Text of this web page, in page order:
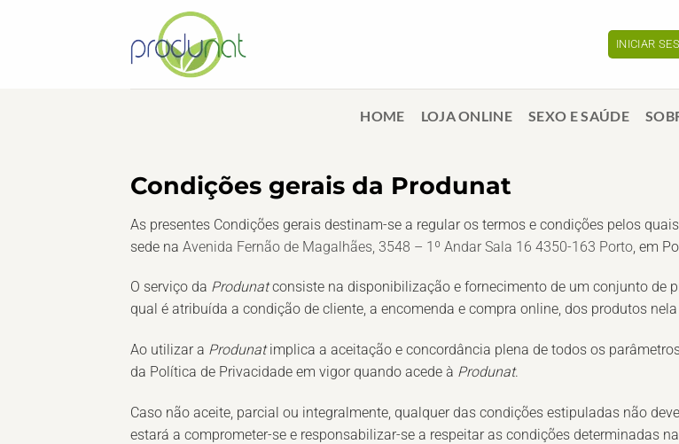
INICIAR
HOME LOJA ONLINE SEXO E SAÚDE
Condições gerais da Produnat
As presentes Condições gerais destinam-se a regular os termos e condições pelos
sede na Avenida Fernão de Magalhães, 3548 – 1º Andar Sala 16 4350-163 Porto , em
O serviço da Produnatconsiste na disponibilização e fornecimento de um conjunto de
qual é atribuída a condição de cliente, a encomenda e compra online, dos produtos
Ao utilizar a Produnatimplica a aceitação e concordância plena de todos os
da Política de Privacidade em vigor quando acede à Produnat.
Caso não aceite, parcial ou integralmente, qualquer das condições estipuladas não
estará a comprometer-se e responsabilizar-se a respeitar as condições determinadas